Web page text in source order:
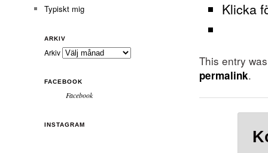
Klicka
This entry
permalink.
Typiskt mig
ARKIV
Arkiv
FACEBOOK
Facebook
INSTAGRAM